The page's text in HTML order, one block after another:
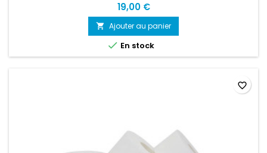
19,00 €
 Ajouter au panier
 En stock
favorite_border